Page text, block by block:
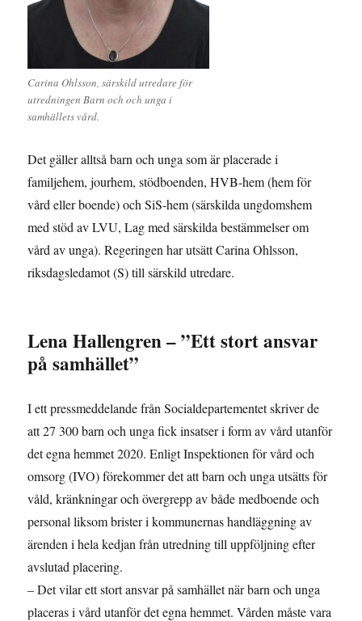
Carina Ohlsson, särskild utredare för
utredningen Barn och och unga i
samhällets vård.
Det gäller alltså barn och unga som är placerade i
familjehem, jourhem, stödboenden, HVB-hem (hem för
vård eller boende) och SiS-hem (särskilda ungdomshem
med stöd av LVU, Lag med särskilda bestämmelser om
vård av unga). Regeringen har utsätt Carina Ohlsson,
riksdagsledamot (S) till särskild utredare.
Lena Hallengren – ”Ett stort ansvar
på samhället”
I ett pressmeddelande från Socialdepartementet skriver de
att 27 300 barn och unga fick insatser i form av vård utanför
det egna hemmet 2020. Enligt Inspektionen för vård och
omsorg (IVO) förekommer det att barn och unga utsätts för
våld, kränkningar och övergrepp av både medboende och
personal liksom brister i kommunernas handläggning av
ärenden i hela kedjan från utredning till uppföljning efter
avslutad placering.
– Det vilar ett stort ansvar på samhället när barn och unga
placeras i vård utanför det egna hemmet. Vården måste vara